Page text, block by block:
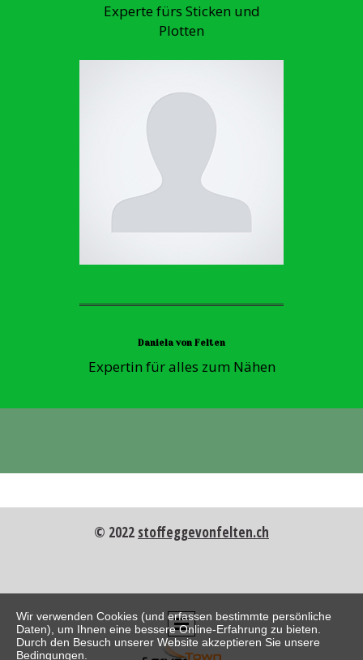
Experte fürs Sticken und
Plotten
Daniela von Felten
Expertin für alles zum Nähen
© 2022 stoffeggevonfelten.ch
Wir verwenden Cookies (und erfassen bestimmte persönliche
Daten), um Ihnen eine bessere Online-Erfahrung zu bieten.
Durch den Besuch unserer Website akzeptieren Sie unsere
Bedingungen.